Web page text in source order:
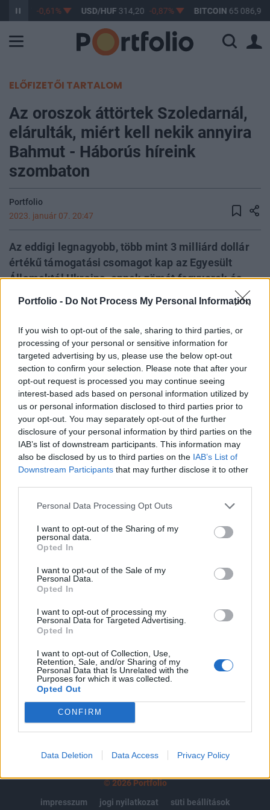
Portfolio - Do Not Process My Personal Information
If you wish to opt-out of the sale, sharing to third parties, or
processing of your personal or sensitive information for
targeted advertising by us, please use the below opt-out
section to confirm your selection. Please note that after your
opt-out request is processed you may continue seeing
interest-based ads based on personal information utilized by
us or personal information disclosed to third parties prior to
your opt-out. You may separately opt-out of the further
disclosure of your personal information by third parties on the
IAB’s list of downstream participants. This information may
also be disclosed by us to third parties on the IAB’s List of
Downstream Participants that may further disclose it to other
Personal Data Processing Opt Outs
I want to opt-out of the Sharing of my
personal data.
Opted In
I want to opt-out of the Sale of my
Personal Data.
Opted In
I want to opt-out of processing my
Personal Data for Targeted Advertising.
Opted In
I want to opt-out of Collection, Use,
Retention, Sale, and/or Sharing of my
Personal Data that Is Unrelated with the
Purposes for which it was collected.
Opted Out
CONFIRM
Data Deletion Data Access Privacy Policy
363,17 -0,61% USD/HUF 314,20 -0,87% BITCOIN 65 086,91
ELŐFIZETŐI TARTALOM
Az oroszok áttörtek Szoledarnál,
elárulták, miért kell nekik annyira
Bahmut - Háborús híreink
szombaton
Portfolio
2023. január 07. 20:47
Az eddigi legnagyobb, több mint 3 milliárd dollár
értékű támogatási csomagot kap az Egyesült
Államoktól Ukrajna, ennek zömét fegyverek és
haditechnikai eszközök teszik ki. Az orosz haderő
betört Szoledar központjába, amely egy Bahmut
mellett található település. A brit hírszerzés
szerint Kreminna körül heves harcok folynak.
Cikkünk folyamatosan frissül az orosz-ukrán
háború aktualitásaival.
2023. január 07. 20:47 Megosztás Globális csúcsot hívtak
össze az ukrajnai háborús bűncselekmények
kivizsgálására Globális igazságügy-miniszteri értekezletet
hívott össze a brit kormány az ukrajnai háborús
bűncselekmények kivizsgálásának...
tartozik, melynek olvasása előfizetéses
regisztrációhoz kötött.
Az előfizetés a következőket tartalmazza:
Portfolio.hu teljes cikkarchívum
kötéslistái
MÁR ELŐFIZETŐNK VAGY?
© 2026 Portfolio
impresszum
jogi nyilatkozat süti beállítások